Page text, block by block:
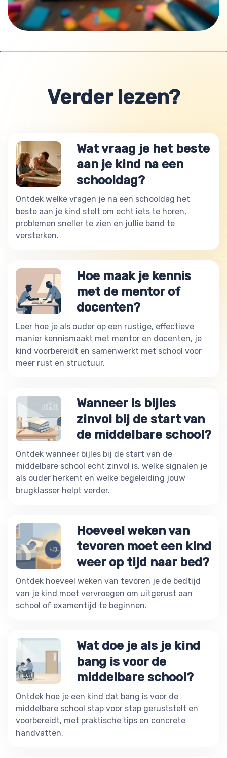
Verder lezen?
Wat vraag je het beste
aan je kind na een
schooldag?
Ontdek welke vragen je na een schooldag het
beste aan je kind stelt om echt iets te horen,
problemen sneller te zien en jullie band te
versterken.
Hoe maak je kennis
met de mentor of
docenten?
Leer hoe je als ouder op een rustige, effectieve
manier kennismaakt met mentor en docenten, je
kind voorbereidt en samenwerkt met school voor
meer rust en structuur.
Wanneer is bijles
zinvol bij de start van
de middelbare school?
Ontdek wanneer bijles bij de start van de
middelbare school echt zinvol is, welke signalen je
als ouder herkent en welke begeleiding jouw
brugklasser helpt verder.
Hoeveel weken van
tevoren moet een kind
weer op tijd naar bed?
Ontdek hoeveel weken van tevoren je de bedtijd
van je kind moet vervroegen om uitgerust aan
school of examentijd te beginnen.
Wat doe je als je kind
bang is voor de
middelbare school?
Ontdek hoe je een kind dat bang is voor de
middelbare school stap voor stap geruststelt en
voorbereidt, met praktische tips en concrete
handvatten.